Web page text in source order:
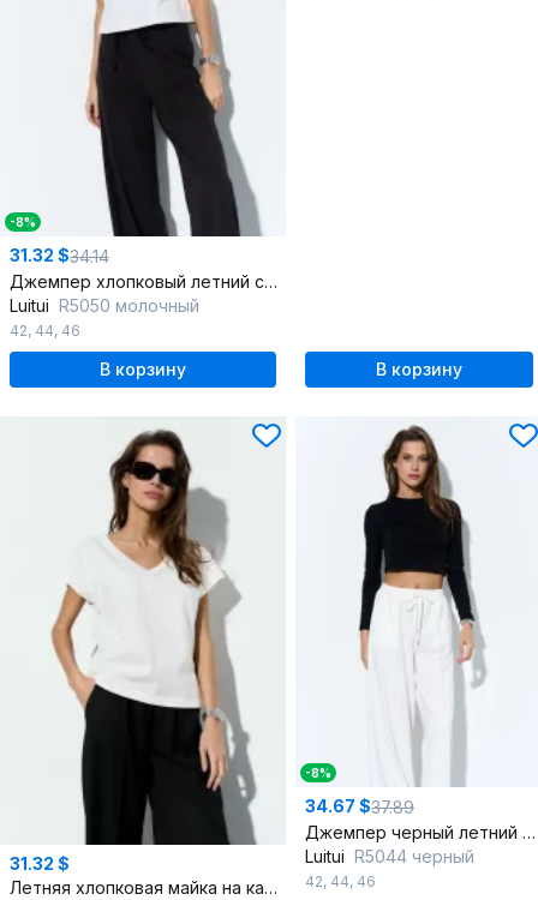
-8%
31.32 $34.14
Джемпер хлопковый летний свободного силуэта
Luitui R5050 молочный
42, 44, 46
В корзину В корзину
31.32 $
Летняя хлопковая майка на каждый день в белом цвете
-8%
34.67 $37.89
Джемпер черный летний с круглым вырезом в стиле casual
Luitui R5044 черный
42, 44, 46